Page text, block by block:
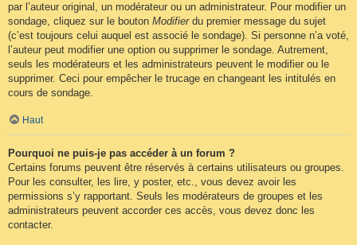
par l’auteur original, un modérateur ou un administrateur. Pour modifier un
sondage, cliquez sur le bouton Modifierdu premier message du sujet
(c’est toujours celui auquel est associé le sondage). Si personne n’a voté,
l’auteur peut modifier une option ou supprimer le sondage. Autrement,
seuls les modérateurs et les administrateurs peuvent le modifier ou le
supprimer. Ceci pour empêcher le trucage en changeant les intitulés en
cours de sondage.
Haut
Pourquoi ne puis-je pas accéder à un forum ?
Certains forums peuvent être réservés à certains utilisateurs ou groupes.
Pour les consulter, les lire, y poster, etc., vous devez avoir les
permissions s’y rapportant. Seuls les modérateurs de groupes et les
administrateurs peuvent accorder ces accès, vous devez donc les
contacter.